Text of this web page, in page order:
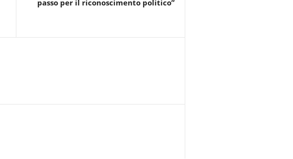
passo per il riconoscimento politico”